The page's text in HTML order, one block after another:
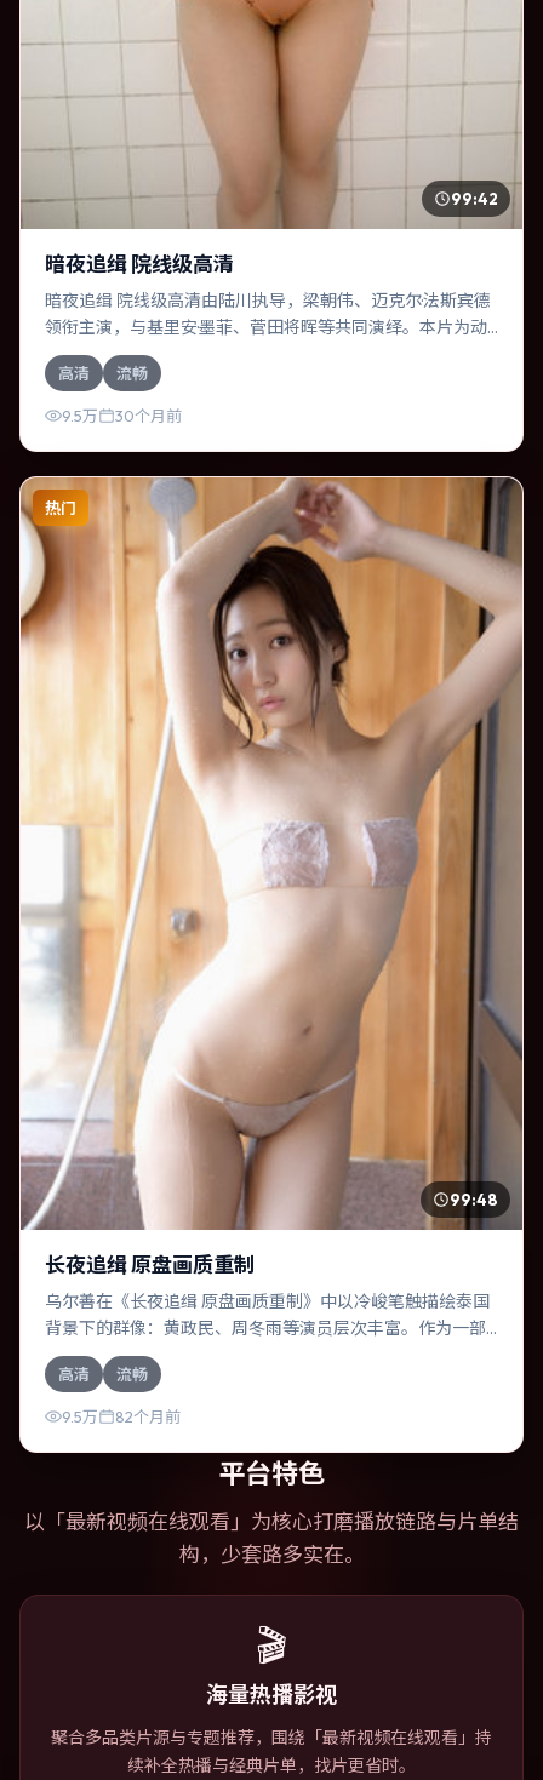
99:42
暗夜追缉 院线级高清
暗夜追缉 院线级高清由陆川执导，梁朝伟、迈克尔·法斯宾德
领衔主演，与基里安·墨菲、菅田将晖等共同演绎。本片为动
作类型，主要班底与取景来自泰国。失散多年的兄妹在边境
小镇意外重逢。影片整体气质明快，节奏紧凑，人物动机清
晰，适合喜欢强情节与细腻表演的观众。
高清 流畅
9.5万 30个月前
热门
99:48
长夜追缉 原盘画质重制
乌尔善在《长夜追缉 原盘画质重制》中以冷峻笔触描绘泰国
背景下的群像：黄政民、周冬雨等演员层次丰富。作为一部
奇幻作品，故事从日常裂缝切入，逐步推向不可逆转的结
局；视听语言统一，情感落点克制有力。
高清 流畅
9.5万 82个月前
平台特色
以「最新视频在线观看 」为核心打磨播放链路与片单结
构，少套路多实在。
🎬
海量热播影视
聚合多品类片源与专题推荐，围绕「最新视频在线观看」持
续补全热播与经典片单，找片更省时。